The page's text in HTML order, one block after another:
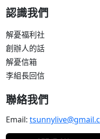
認識我們
解憂福利社
創辦人的話
解憂信箱
李組長回信
聯絡我們
Email: